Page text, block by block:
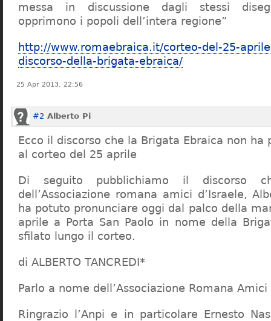
messa in discussione dagli stessi
opprimono i popoli dell’intera regione”
http://www.romaebraica.it/corteo-del-25-
discorso-della-brigata-ebraica/
25 Apr 2013, 22:56
#2 Alberto Pi
Ecco il discorso che la Brigata Ebraica non ha
al corteo del 25 aprile
Di seguito pubblichiamo il discorso
dell’Associazione romana amici d’Israele,
ha potuto pronunciare oggi dal palco della
aprile a Porta San Paolo in nome della
sfilato lungo il corteo.
di ALBERTO TANCREDI*
Parlo a nome dell’Associazione Romana Amici
Ringrazio l’Anpi e in particolare Ernesto